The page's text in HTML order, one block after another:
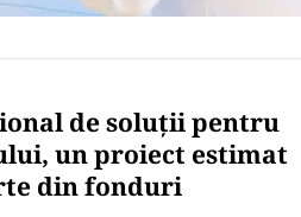
de soluții pentru
un proiect estimat
din fonduri